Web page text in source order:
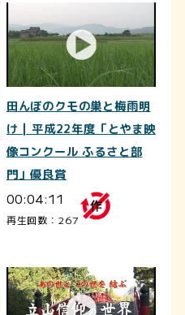
田んぼのクモの巣と梅雨明
け | 平成22年度「とやま映
像コンクール ふるさと部
門」優良賞
00:04:11
再生回数：267